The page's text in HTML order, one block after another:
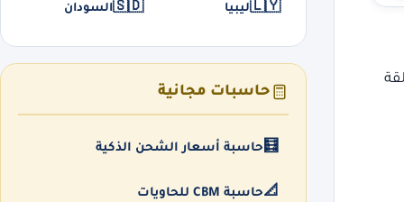
🇱🇾ليبيا 🇸🇩السودان
حاسبات مجانية
🧮 حاسبة أسعار الشحن الذكية
📐حاسبة CBM للحاويات